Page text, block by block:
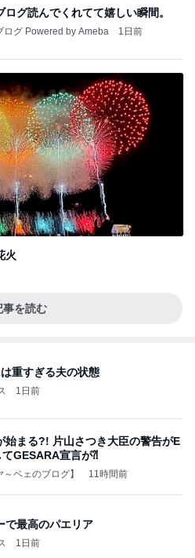
グ読んでくれてて嬉しい瞬間。
ログ Powered by Ameba 1日前
火
事を読む
重すぎる夫の状態
1日前
始まる?! 片山さつき大臣の警告がE
GESARA宣言が⁈
ベェのブログ】 11時間前
で最高のパエリア
1日前